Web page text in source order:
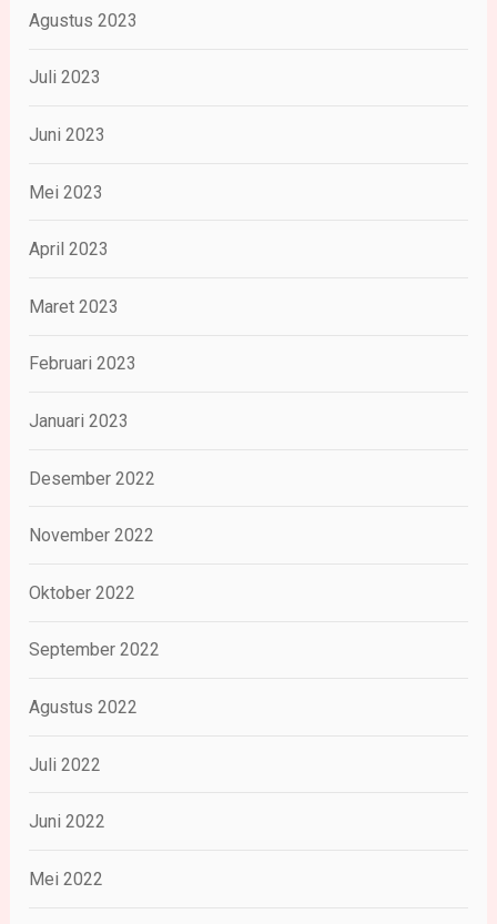
Agustus 2023
Juli 2023
Juni 2023
Mei 2023
April 2023
Maret 2023
Februari 2023
Januari 2023
Desember 2022
November 2022
Oktober 2022
September 2022
Agustus 2022
Juli 2022
Juni 2022
Mei 2022